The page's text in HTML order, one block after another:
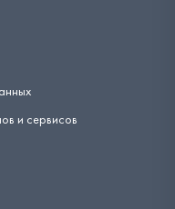
и сервисов